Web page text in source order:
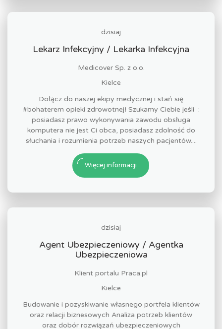
dzisiaj
Lekarz Infekcyjny / Lekarka Infekcyjna
Medicover Sp. z o.o.
Kielce
Dołącz do naszej ekipy medycznej i stań się
#bohaterem opieki zdrowotnej! Szukamy Ciebie jeśli ​ :
posiadasz prawo wykonywania zawodu obsługa
komputera nie jest Ci obca, posiadasz zdolność do
słuchania i rozumienia potrzeb naszych pacjentów....
Więcej informacji
dzisiaj
Agent Ubezpieczeniowy / Agentka
Ubezpieczeniowa
Klient portalu Praca.pl
Kielce
Budowanie i pozyskiwanie własnego portfela klientów
oraz relacji biznesowych Analiza potrzeb klientów
oraz dobór rozwiązań ubezpieczeniowych